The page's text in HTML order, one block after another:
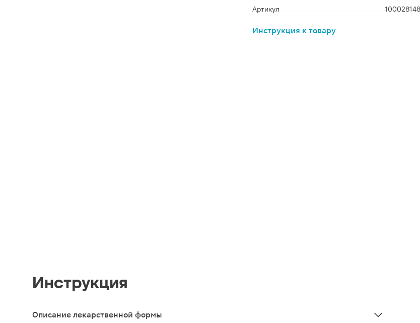
Артикул
Инструкция к товару
Инструкция
Описание лекарственной формы